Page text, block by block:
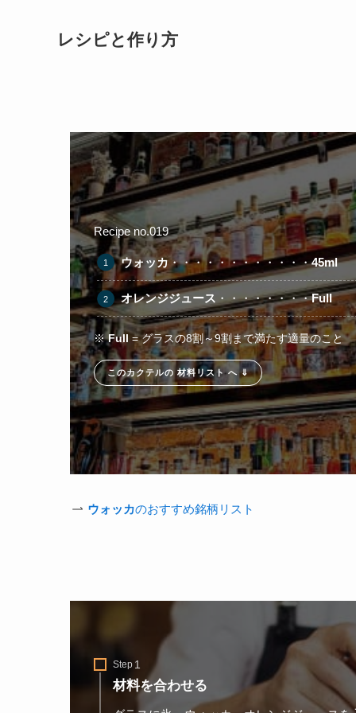
レシピと作り方
Recipe no.019
ウォッカ・・・・・・・・・・・・45ml
オレンジジュース ・・・・・・・・Full
※Full = グラスの8割～9割まで満たす適量のこと
このカクテルの 材料リスト へ ⇓
ウォッカのおすすめ銘柄リスト
Step
材料を合わせる